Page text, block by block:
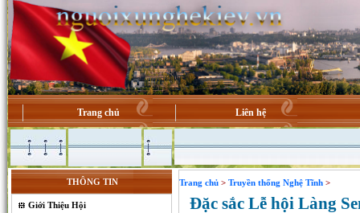
Trang chủ Liên hệ
THÔNG TIN
Giới Thiệu Hội
Trang chủ > Truyền thống Nghệ Tĩnh >
Đặc sắc Lễ hội Làng